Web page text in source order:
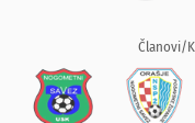
Članovi/